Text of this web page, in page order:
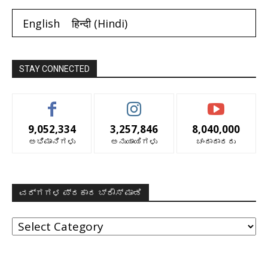
English हिन्दी(Hindi)
STAY CONNECTED
9,052,334
ಅಭಿಮಾನಿಗಳು
3,257,846
ಅನುಯಾಯಿಗಳು
8,040,000
ಚಂದಾದಾರರು
ವರ್ಗಗಳ ಪ್ರಕಾರ ಬ್ರೌಸ್ ಮಾಡಿ
ವರ್ಗಗಳ
ಪ್ರಕಾರ